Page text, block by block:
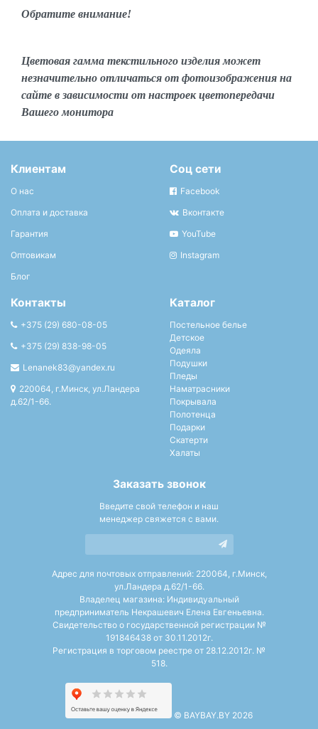
Обратите внимание!
Цветовая гамма текстильного изделия может
незначительно отличаться от фотоизображения на
сайте в зависимости от настроек цветопередачи
Вашего монитора
Клиентам
О нас
Оплата и доставка
Гарантия
Оптовикам
Блог
Соц сети
Facebook
Вконтакте
YouTube
Instagram
Контакты
+375 (29) 680-08-05
+375 (29) 838-98-05
Lenanek83@yandex.ru
220064, г.Минск, ул.Ландера
д.62/1-66.
Каталог
Постельное белье
Детское
Одеяла
Подушки
Пледы
Наматрасники
Покрывала
Полотенца
Подарки
Скатерти
Халаты
Заказать звонок
Введите свой телефон и наш
менеджер свяжется с вами.
Адрес для почтовых отправлений: 220064, г.Минск,
ул.Ландера д.62/1-66.
Владелец магазина: Индивидуальный
предприниматель Некрашевич Елена Евгеньевна.
Свидетельство о государственной регистрации №
191846438 от 30.11.2012г.
Регистрация в торговом реестре от 28.12.2012г. №
518.
© BAYBAY.BY 2026